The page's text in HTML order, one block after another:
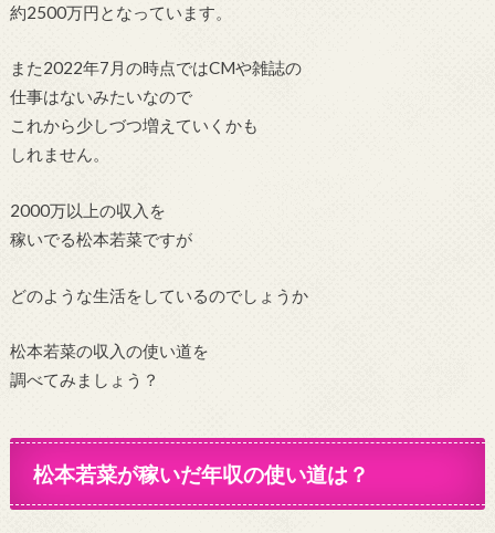
約2500万円となっています。
また2022年7月の時点ではCMや雑誌の
仕事はないみたいなので
これから少しづつ増えていくかも
しれません。
2000万以上の収入を
稼いでる松本若菜ですが
どのような生活をしているのでしょうか
松本若菜の収入の使い道を
調べてみましょう？
松本若菜が稼いだ年収の使い道は？